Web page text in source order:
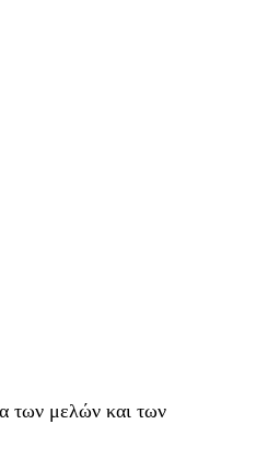
των μελών και των